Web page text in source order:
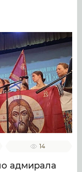
14
адмирала